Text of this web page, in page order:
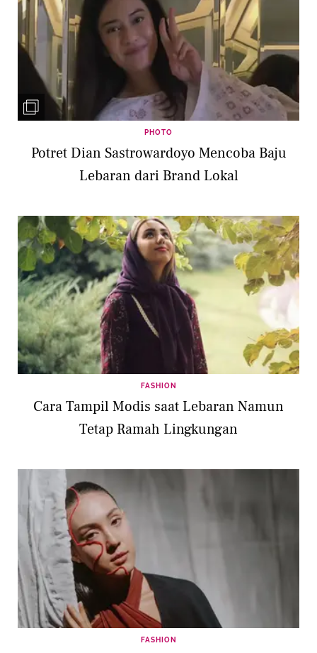
PHOTO
Potret Dian Sastrowardoyo Mencoba Baju
Lebaran dari Brand Lokal
FASHION
Cara Tampil Modis saat Lebaran Namun
Tetap Ramah Lingkungan
FASHION